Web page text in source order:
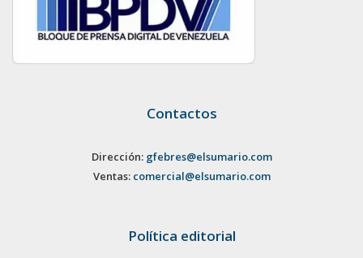
Contactos
Dirección: gfebres@elsumario.com
Ventas: comercial@elsumario.com
Política editorial